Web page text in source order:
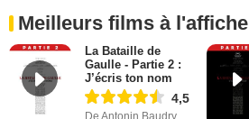
Meilleurs films à l'affiche
La Bataille de
Gaulle - Partie 2 :
J’écris ton nom
4,5
De Antonin Baudry